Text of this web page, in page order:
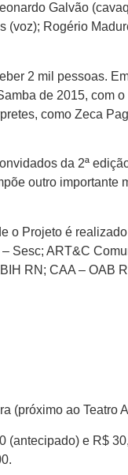
Galvão
Rogério
2 mil pessoas.
de 2015, com
como Zeca
da 2ª
outro importante
o Projeto é
Sesc; ART&C
RN; CAA – OAB
(próximo ao Teatro
e R$